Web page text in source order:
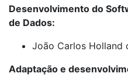
Desenvolvimento do
de Dados:
João Carlos Holland
Adaptação e